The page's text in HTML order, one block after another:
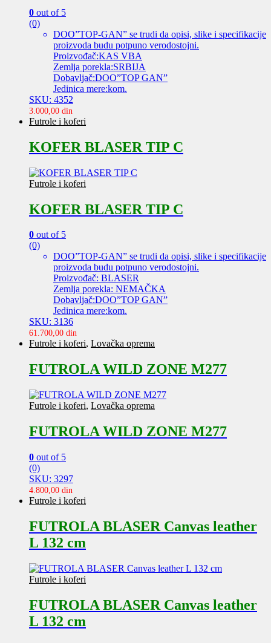
0 out of 5
(0)
DOO”TOP-GAN” se trudi da opisi, slike i specifikacije
proizvoda budu potpuno verodostojni.
Proizvođač:KAS VBA
Zemlja porekla:SRBIJA
Dobavljač:DOO”TOP GAN”
Jedinica mere:kom.
SKU: 4352
3.000,00 din
Futrole i koferi
KOFER BLASER TIP C
Futrole i koferi
KOFER BLASER TIP C
0 out of 5
(0)
DOO”TOP-GAN” se trudi da opisi, slike i specifikacije
proizvoda budu potpuno verodostojni.
Proizvođač: BLASER
Zemlja porekla: NEMAČKA
Dobavljač:DOO”TOP GAN”
Jedinica mere:kom.
SKU: 3136
61.700,00 din
Futrole i koferi, Lovačka oprema
FUTROLA WILD ZONE M277
Futrole i koferi, Lovačka oprema
FUTROLA WILD ZONE M277
0 out of 5
(0)
SKU: 3297
4.800,00 din
Futrole i koferi
FUTROLA BLASER Canvas leather
L 132 cm
Futrole i koferi
FUTROLA BLASER Canvas leather
L 132 cm